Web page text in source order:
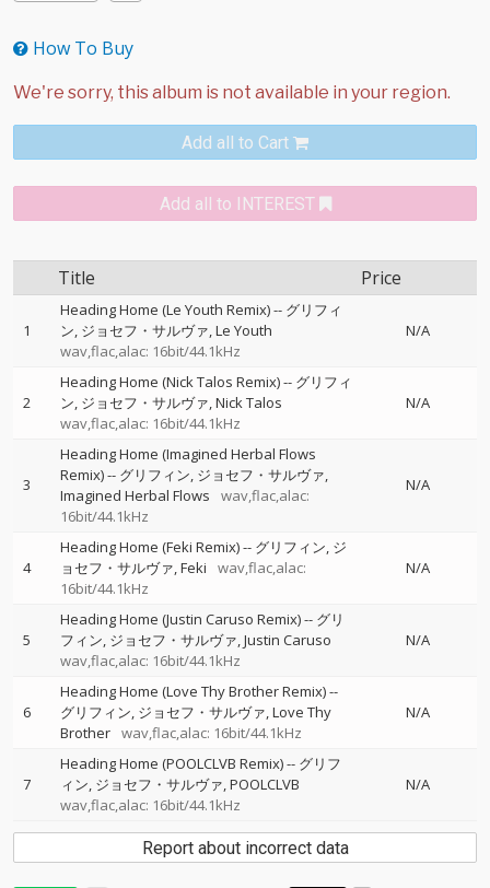
How To Buy
Add all to Cart
Add all to INTEREST
Title Price
1
Heading Home (Le Youth Remix)-- グリフィ
ン ジョセフ・サルヴァ Le Youth
wav,flac,alac: 16bit/44.1kHz
N/A
2
Heading Home (Nick Talos Remix)-- グリフィ
ン ジョセフ・サルヴァ Nick Talos
wav,flac,alac: 16bit/44.1kHz
N/A
3
Heading Home (Imagined Herbal Flows
Remix)-- グリフィン ジョセフ・サルヴァ
Imagined Herbal Flows
wav,flac,alac:
16bit/44.1kHz
N/A
4
Heading Home (Feki Remix)-- グリフィン ジ
ョセフ・サルヴァ Feki
wav,flac,alac:
16bit/44.1kHz
N/A
5
Heading Home (Justin Caruso Remix)-- グリ
フィン ジョセフ・サルヴァ Justin Caruso
wav,flac,alac: 16bit/44.1kHz
N/A
6
Heading Home (Love Thy Brother Remix)--
グリフィン ジョセフ・サルヴァ Love Thy
Brother wav,flac,alac: 16bit/44.1kHz
N/A
7
Heading Home (POOLCLVB Remix)-- グリフ
ィン ジョセフ・サルヴァ POOLCLVB
wav,flac,alac: 16bit/44.1kHz
N/A
Report about incorrect data